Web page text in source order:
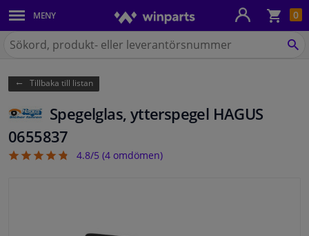
0
MENY
Karosseri
Belysning
Bromssystem
Avgassystem
Chassidelar
på
Tillbaka till listan
Spegelglas, ytterspegel HAGUS
0655837
4.75
4.8/5 (4 omdömen)